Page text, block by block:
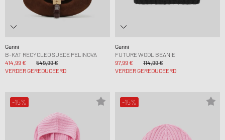
Ganni
B-KAT RECYCLED SUEDE PELINOVA
414,99 €
549,99 €
VERDER GEREDUCEERD
Ganni
FUTURE WOOL BEANIE
97,99 €
114,99 €
VERDER GEREDUCEERD
-15% -15%